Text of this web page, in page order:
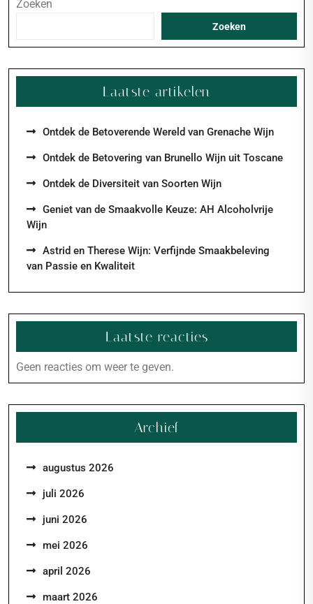
Zoeken
Zoeken
Laatste artikelen
Ontdek de Betoverende Wereld van Grenache Wijn
Ontdek de Betovering van Brunello Wijn uit Toscane
Ontdek de Diversiteit van Soorten Wijn
Geniet van de Smaakvolle Keuze: AH Alcoholvrije
Wijn
Astrid en Therese Wijn: Verfijnde Smaakbeleving
van Passie en Kwaliteit
Laatste reacties
Geen reacties om weer te geven.
Archief
augustus 2026
juli 2026
juni 2026
mei 2026
april 2026
maart 2026